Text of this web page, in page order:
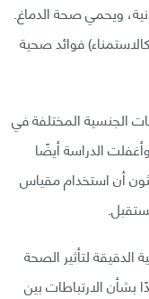
ويحمي صحة الدماغ.
فوائد صحية
الجنسية المختلفة في
الدراسة أيضًا
أن استخدام مقياس
الدقيقة لتأثير الصحة
بشأن الارتباطات بين